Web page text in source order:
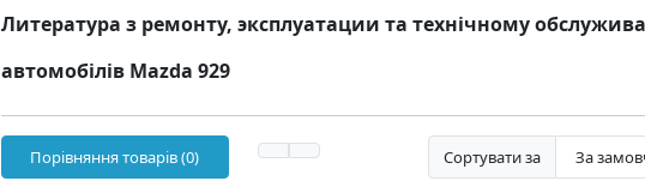
Литература з ремонту, эксплуатации та технічному
автомобілів Mazda 929
Порівняння товарів (0) Сортувати за